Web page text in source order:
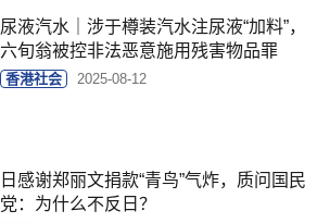
尿液汽水｜涉于樽装汽水注尿液“加料”，
六旬翁被控非法恶意施用残害物品罪
香港社会 2025-08-12
日感谢郑丽文捐款“青鸟”气炸，质问国民
党：为什么不反日？